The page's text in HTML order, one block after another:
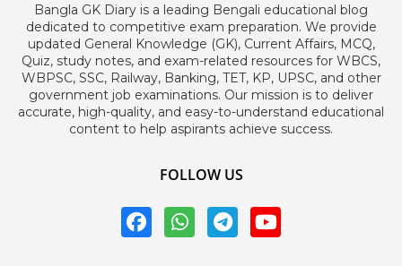
Bangla GK Diary is a leading Bengali educational blog
dedicated to competitive exam preparation. We provide
updated General Knowledge (GK), Current Affairs, MCQ,
Quiz, study notes, and exam-related resources for WBCS,
WBPSC, SSC, Railway, Banking, TET, KP, UPSC, and other
government job examinations. Our mission is to deliver
accurate, high-quality, and easy-to-understand educational
content to help aspirants achieve success.
FOLLOW US